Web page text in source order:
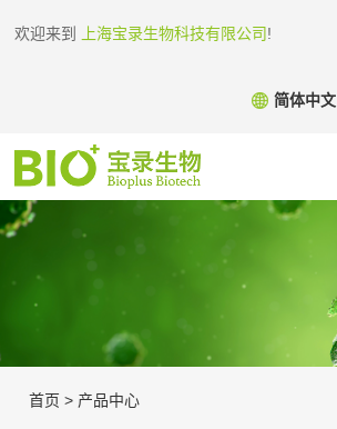
欢迎来到 上海宝录生物科技有限公司!
简体中文
首页 > 产品中心